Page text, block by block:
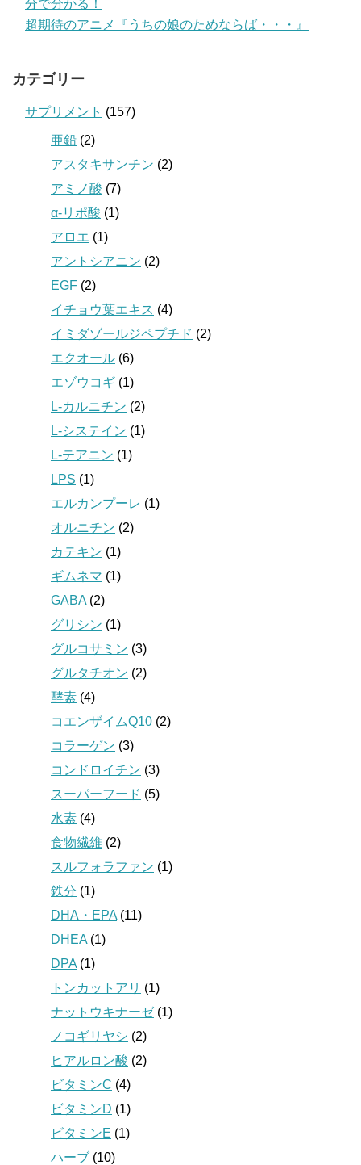
分で分かる！
超期待のアニメ『うちの娘のためならば・・・』
カテゴリー
サプリメント (157)
亜鉛 (2)
アスタキサンチン (2)
アミノ酸 (7)
α-リポ酸 (1)
アロエ (1)
アントシアニン (2)
EGF (2)
イチョウ葉エキス (4)
イミダゾールジペプチド (2)
エクオール (6)
エゾウコギ (1)
L-カルニチン (2)
L-システイン (1)
L-テアニン (1)
LPS (1)
エルカンプーレ (1)
オルニチン (2)
カテキン (1)
ギムネマ (1)
GABA (2)
グリシン (1)
グルコサミン (3)
グルタチオン (2)
酵素 (4)
コエンザイムQ10 (2)
コラーゲン (3)
コンドロイチン (3)
スーパーフード (5)
水素 (4)
食物繊維 (2)
スルフォラファン (1)
鉄分 (1)
DHA・EPA (11)
DHEA (1)
DPA (1)
トンカットアリ (1)
ナットウキナーゼ(1)
ノコギリヤシ (2)
ヒアルロン酸 (2)
ビタミンC (4)
ビタミンD (1)
ビタミンE (1)
ハーブ (10)